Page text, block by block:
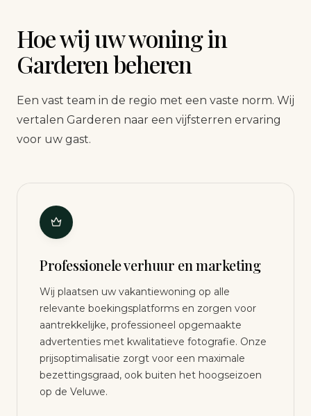
Hoe wij uw woning in
Garderen beheren
Een vast team in de regio met een vaste norm. Wij
vertalen Garderen naar een vijfsterren ervaring
voor uw gast.
Professionele verhuur en marketing
Wij plaatsen uw vakantiewoning op alle
relevante boekingsplatforms en zorgen voor
aantrekkelijke, professioneel opgemaakte
advertenties met kwalitatieve fotografie. Onze
prijsoptimalisatie zorgt voor een maximale
bezettingsgraad, ook buiten het hoogseizoen
op de Veluwe.